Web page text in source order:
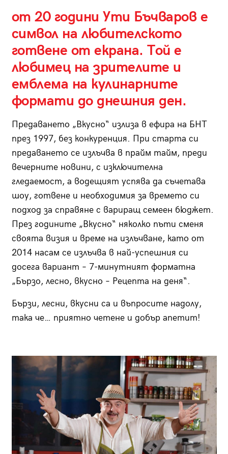
от 20 години Ути Бъчваров е
символ на любителското
готвене от екрана. Той е
любимец на зрителите и
емблема на кулинарните
формати до днешния ден.
Предаването „Вкусно“ излиза в ефира на БНТ
през 1997, без конкуренция. При старта си
предаването се излъчва в прайм тайм, преди
вечерните новини, с изключителна
гледаемост, а водещият успява да съчетава
шоу, готвене и необходимия за времето си
подход за справяне с вариращ семеен бюджет.
През годините „Вкусно“ няколко пъти сменя
своята визия и време на излъчване, като от
2014 насам се излъчва в най-успешния си
досега вариант – 7-минутният форматна
„Бързо, лесно, вкусно – Рецепта на деня“.
Бързи, лесни, вкусни са и въпросите надолу,
така че… приятно четене и добър апетит!